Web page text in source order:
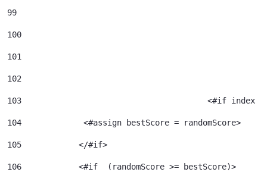
99
100
101
102
103
<#if index
104
             <#assign bestScore = randomScore>
105
            </#if>
106
            <#if  (randomScore >= bestScore)>